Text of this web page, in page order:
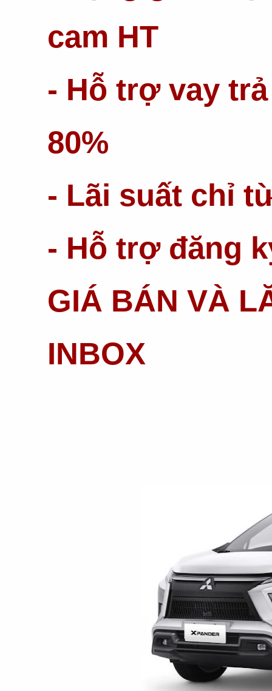
cam HT
- Hỗ trợ vay
80%
- Lãi suất chỉ
- Hỗ trợ đăng
GIÁ BÁN VÀ
INBOX